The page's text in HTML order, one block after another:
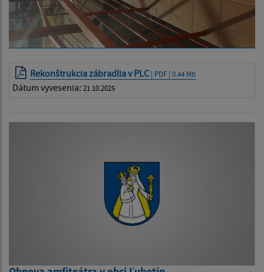
Rekonštrukcia zábradlia v PLC | PDF | 0.44 Mb
Dátum vyvesenia: 21.10.2025